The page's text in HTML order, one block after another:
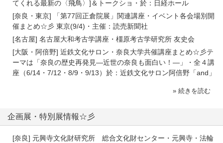
てくれる最新の〈飛鳥〉]＆トークショ・於：日経ホール
[奈良・東京] 「第77回正倉院展」関連講座・イベント各会場別開
催まとめ☆彡 東京(9/4)・主催：読売新聞社
[名古屋] 名古屋大和考古学講座・橿原考古学研究所 友史会
[大阪・阿倍野] 近鉄文化サロン・奈良大学共催講座まとめ☆彡テ
ーマは「奈良の歴史再発見―近世の奈良も面白い！―」・全４講
座（6/14・7/12・8/9・9/13）於：近鉄文化サロン阿倍野「and」
» 続きを読む
企画展・特別展情報☆彡
[奈良] 元興寺文化財研究所 総合文化財センター・元興寺・法輪